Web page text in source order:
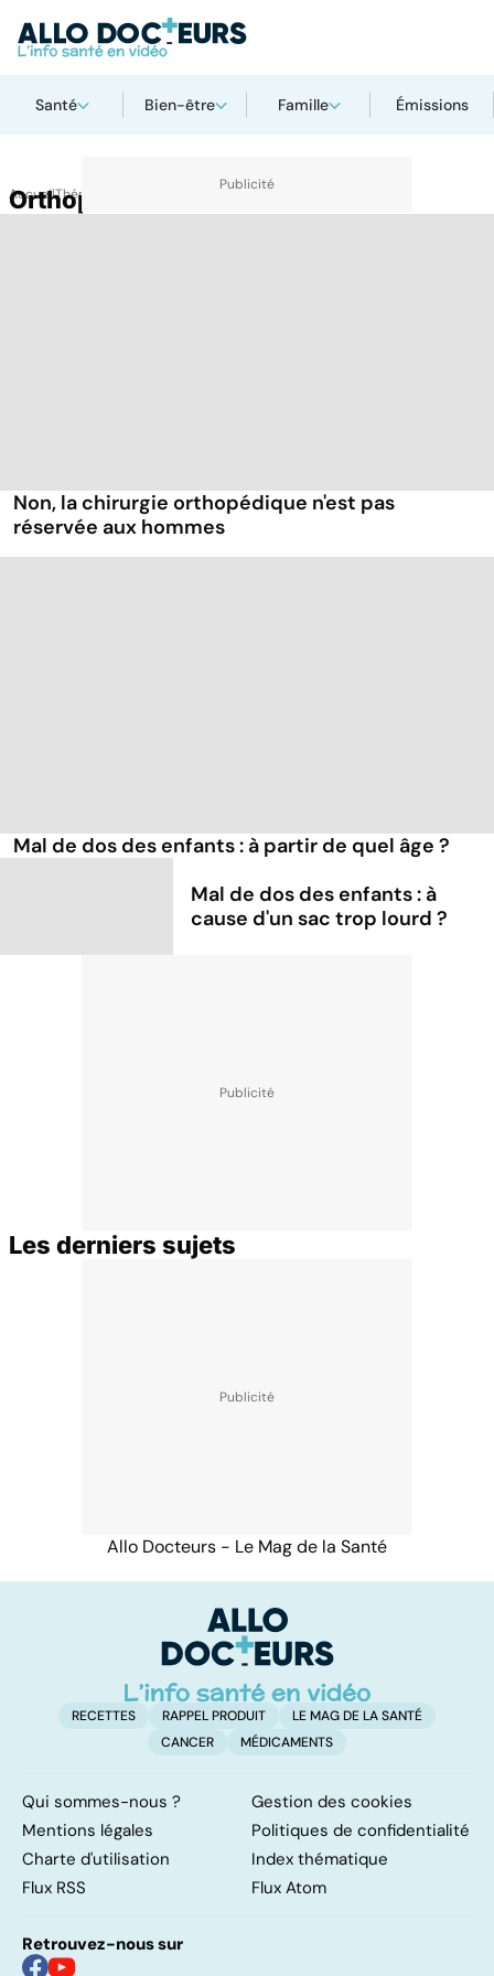
Santé Bien-être Famille Émissions
AccueilThématiques
Orthopédie
Non, la chirurgie orthopédique n'est pas
réservée aux hommes
Mal de dos des enfants : à partir de quel âge ?
Mal de dos des enfants : à
cause d'un sac trop lourd ?
Les derniers sujets
Allo Docteurs - Le Mag de la Santé
RECETTES RAPPEL PRODUIT
LE MAG DE LA SANTÉ
CANCER
MÉDICAMENTS
Qui sommes-nous ?
Gestion des cookies
Mentions légales
Politiques de confidentialité
Charte d'utilisation
Index thématique
Flux RSS
Flux Atom
Retrouvez-nous sur